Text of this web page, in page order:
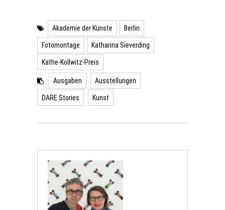
Akademie der Künste Berlin
Fotomontage Katharina Sieverding
Käthe-Kollwitz-Preis
Ausgaben Ausstellungen
DARE Stories Kunst